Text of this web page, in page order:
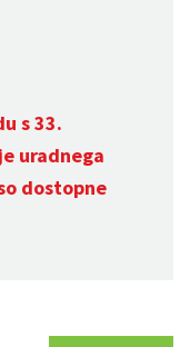
s 33.
uradnega
dostopne